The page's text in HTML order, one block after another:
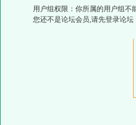
用户组权限：你所属的用户组不
您还不是论坛会员,请先登录论坛